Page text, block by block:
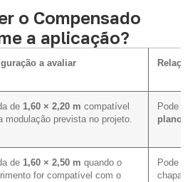
o Compensado
a aplicação?
a avaliar
de 1,60 × 2,20 m compatível
modulação prevista no projeto.
Pode
plano
de 1,60 × 2,50 m quando o
for compatível com o
Pode
chapa